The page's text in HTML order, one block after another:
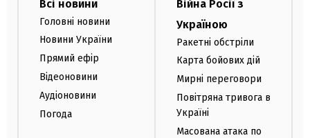
Всі новини
Головні новини
Новини України
Прямий ефір
Відеоновини
Аудіоновини
Погода
Війна Росії з
Україною
Ракетні обстріли
Карта бойових дій
Мирні переговори
Повітряна тривога в
Україні
Масована атака по